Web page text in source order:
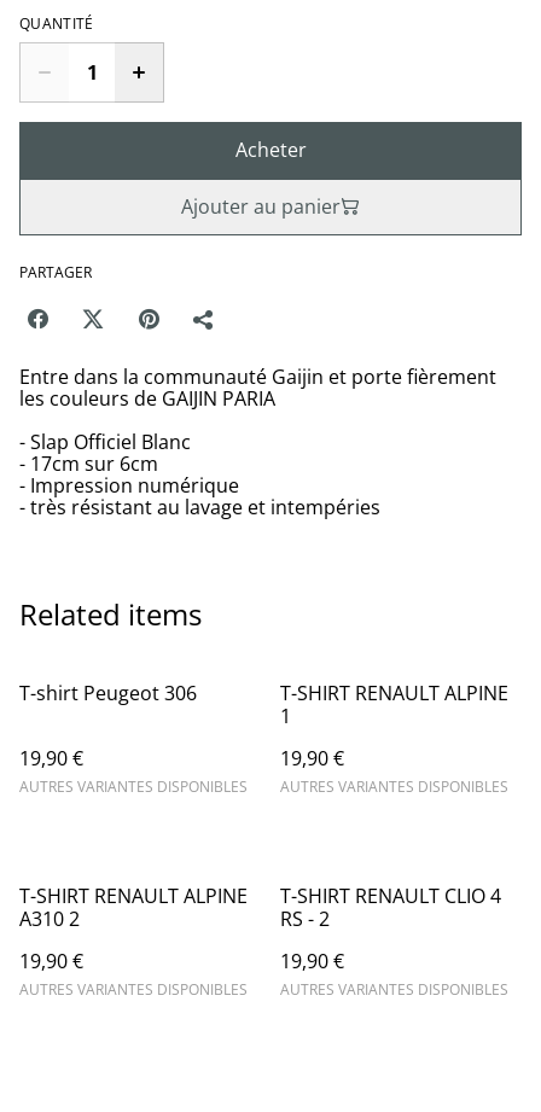
QUANTITÉ
Acheter
Ajouter au panier
PARTAGER
Entre dans la communauté Gaijin et porte fièrement
les couleurs de GAIJIN PARIA
- Slap Officiel Blanc
- 17cm sur 6cm
- Impression numérique
- très résistant au lavage et intempéries
Related items
T-shirt Peugeot 306
19,90 €
AUTRES VARIANTES DISPONIBLES
T-SHIRT RENAULT ALPINE
1
19,90 €
AUTRES VARIANTES DISPONIBLES
T-SHIRT RENAULT ALPINE
A310 2
19,90 €
AUTRES VARIANTES DISPONIBLES
T-SHIRT RENAULT CLIO 4
RS - 2
19,90 €
AUTRES VARIANTES DISPONIBLES